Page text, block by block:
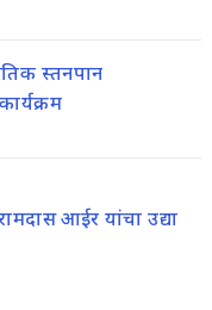
स्तनपान
आईर यांचा उद्या